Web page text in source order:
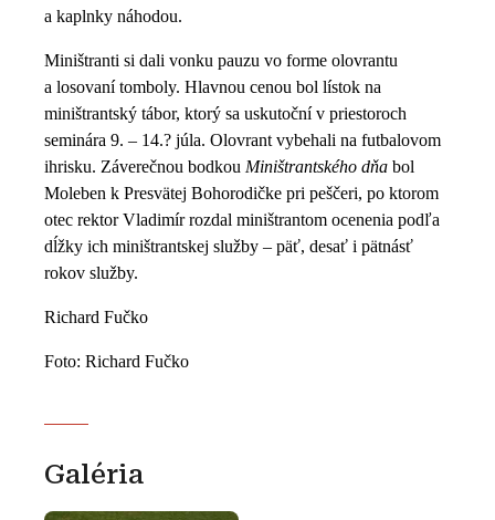
a kaplnky náhodou.
Miništranti si dali vonku pauzu vo forme olovrantu
a losovaní tomboly. Hlavnou cenou bol lístok na
miništrantský tábor, ktorý sa uskutoční v priestoroch
seminára 9. – 14.? júla. Olovrant vybehali na futbalovom
ihrisku. Záverečnou bodkou Miništrantského dňa bol
Moleben k Presvätej Bohorodičke pri peščeri, po ktorom
otec rektor Vladimír rozdal miništrantom ocenenia podľa
dĺžky ich miništrantskej služby – päť, desať i pätnásť
rokov služby.
Richard Fučko
Foto: Richard Fučko
Galéria